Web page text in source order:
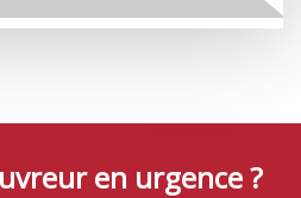
en urgence ?